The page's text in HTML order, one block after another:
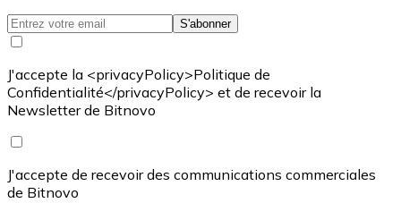
S'abonner
J'accepte la <privacyPolicy>Politique de
Confidentialité</privacyPolicy> et de recevoir la
Newsletter de Bitnovo
J'accepte de recevoir des communications commerciales
de Bitnovo